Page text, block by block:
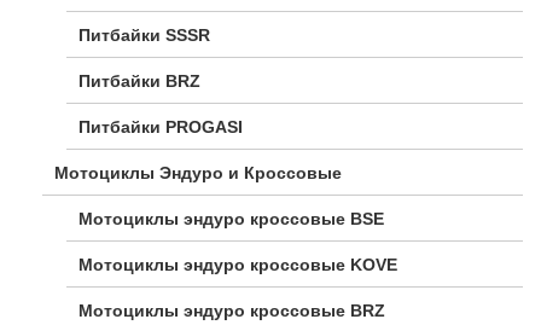
Питбайки SSSR
Питбайки BRZ
Питбайки PROGASI
Мотоциклы Эндуро и Кроссовые
Мотоциклы эндуро кроссовые BSE
Мотоциклы эндуро кроссовые KOVE
Мотоциклы эндуро кроссовые BRZ